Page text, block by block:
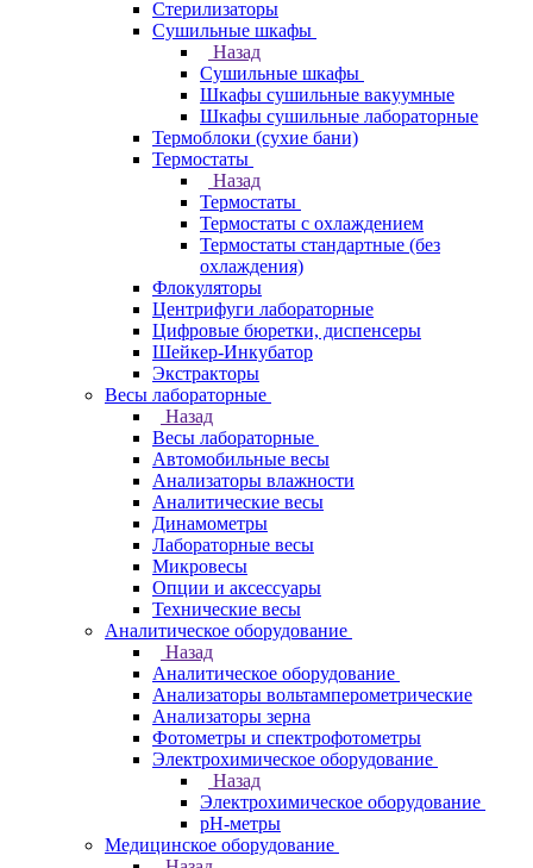
Стерилизаторы
Сушильные шкафы
Назад
Сушильные шкафы
Шкафы сушильные вакуумные
Шкафы сушильные лабораторные
Термоблоки (сухие бани)
Термостаты
Назад
Термостаты
Термостаты с охлаждением
Термостаты стандартные (без
охлаждения)
Флокуляторы
Центрифуги лабораторные
Цифровые бюретки, диспенсеры
Шейкер-Инкубатор
Экстракторы
Весы лабораторные
Назад
Весы лабораторные
Автомобильные весы
Анализаторы влажности
Аналитические весы
Динамометры
Лабораторные весы
Микровесы
Опции и аксессуары
Технические весы
Аналитическое оборудование
Назад
Аналитическое оборудование
Анализаторы вольтамперометрические
Анализаторы зерна
Фотометры и спектрофотометры
Электрохимическое оборудование
Назад
Электрохимическое оборудование
pH-метры
Медицинское оборудование